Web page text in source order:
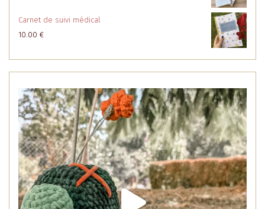
Carnet de suivi médical
10.00 €